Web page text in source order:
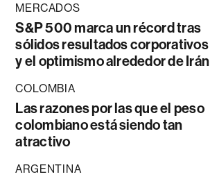
MERCADOS
S&P 500 marca un récord tras
sólidos resultados corporativos
y el optimismo alrededor de Irán
COLOMBIA
Las razones por las que el peso
colombiano está siendo tan
atractivo
ARGENTINA